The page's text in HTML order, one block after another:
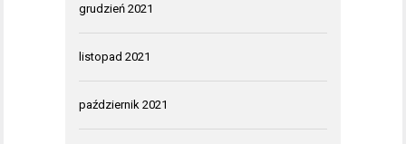
grudzień 2021
listopad 2021
październik 2021